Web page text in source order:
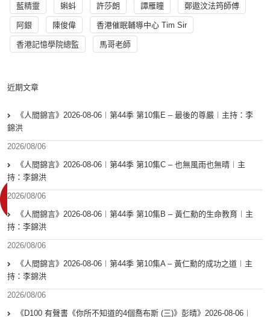
藍精靈 蝌蚪 許莎朗 譚雁瞳 鄭遨汶法筠師傅
阿銀 陳俊偉 香港催眠輔導中心 Tim Sir
香港記憶學院總監 馬哥老師
近期文章
《人間錦言》2026-08-06︱第44季 第10集E – 最後的尊嚴︱主持：李
錦洪
2026/08/06
《人間錦言》2026-08-06︱第44季 第10集C – 也無風雨也無晴︱主
持：李錦洪
2026/08/06
《人間錦言》2026-08-06︱第44季 第10集B – 黃仁勳的生命教育︱主
持：李錦洪
2026/08/06
《人間錦言》2026-08-06︱第44季 第10集A – 黃仁勳的成功之道︱主
持：李錦洪
2026/08/06
《D100 有聲書《你所不知道的4個喬布斯 (三)》彭晴》2026-08-06︱